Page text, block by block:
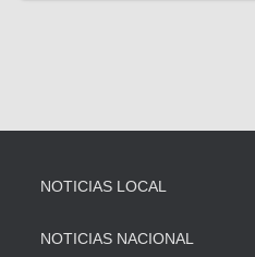
NOTICIAS LOCAL
NOTICIAS NACIONAL